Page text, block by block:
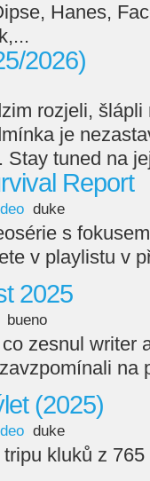
Hanes,
2026)
rozjeli,
je
tuned na
Report
duke
s
v playlistu v
2025
bueno
zesnul writer
na
(2025)
duke
kluků z